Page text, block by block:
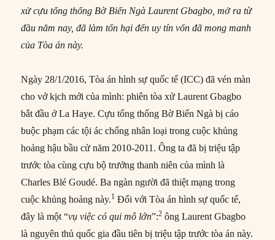
xử cựu tổng thống Bờ Biển Ngà Laurent Gbagbo, mở ra từ
đầu năm nay, đã làm tổn hại đến uy tín vốn đã mong manh
của Tòa án này.
Ngày 28/1/2016, Tòa án hình sự quốc tế (ICC) đã vén màn
cho vở kịch mới của mình: phiên tòa xử Laurent Gbagbo
bắt đầu ở La Haye. Cựu tổng thống Bờ Biển Ngà bị cáo
buộc phạm các tội ác chống nhân loại trong cuộc khủng
hoảng hậu bầu cử năm 2010-2011. Ông ta đã bị triệu tập
trước tòa cùng cựu bộ trưởng thanh niên của mình là
Charles Blé Goudé. Ba ngàn người đã thiệt mạng trong
cuộc khủng hoảng này.1 Đối với Tòa án hình sự quốc tế,
đây là một “vụ việc có qui mô lớn”:2 ông Laurent Gbagbo
là nguyên thủ quốc gia đầu tiên bị triệu tập trước tòa án này.